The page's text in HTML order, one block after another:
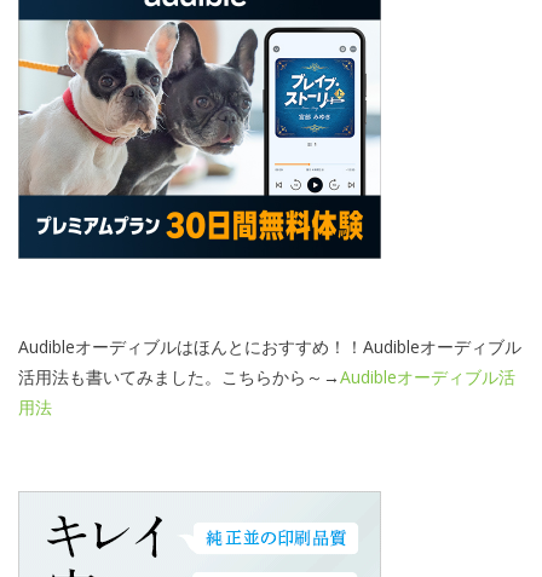
Audibleオーディブルはほんとにおすすめ！！Audibleオーディブル
活用法も書いてみました。こちらから～→Audibleオーディブル活
用法